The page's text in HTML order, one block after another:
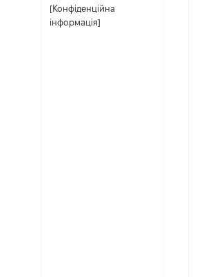
[Конфіденційна
інформація]